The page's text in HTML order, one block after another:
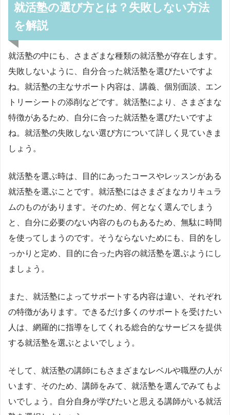
就活塾の選び方とは？失敗しない方法
を解説
就活塾の中にも、さまざまな種類の就活塾が存在します。
失敗しないように、自分合った就活塾を選びたいですよ
ね。就活塾の主なサポート内容は、講義、個別面談、エン
トリーシートの添削などです。就活塾により、さまざまな
特徴があるため、自分に合った就活塾を選びたいですよ
ね。就活塾の失敗しない選び方について詳しく見ていきま
しょう。
就活塾を選ぶ時は、目的にあったコースやレッスンがある
就活塾を選ぶことです。就活塾にはさまざまなカリキュラ
ムのものがあります。そのため、何となく選んでしまう
と、自分に必要のない内容のものもあるため、無駄に時間
を使ってしまうのです。そうならないためにも、目的をし
っかりと定め、目的に合った内容の就活塾を選ぶようにし
ましょう。
また、就活塾によってサポートする内容は違い、それぞれ
の特徴があります。できるだけ多くのサポートを受けたい
人は、網羅的に指導をしてくれる総合的なサービスを提供
する就活塾を選ぶとよいでしょう。
そして、就活塾の講師にもさまざまなレベルや職歴の人が
います、そのため、講師をみて、就活塾を選んでみてもよ
いでしょう。自分自身が学びたいと思える講師がいる就活